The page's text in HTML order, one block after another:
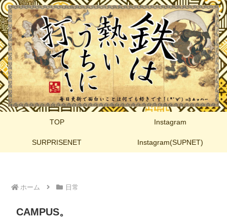
TOP Instagram
SURPRISENET Instagram(SUPNET)
ホーム 日常
CAMPUS。